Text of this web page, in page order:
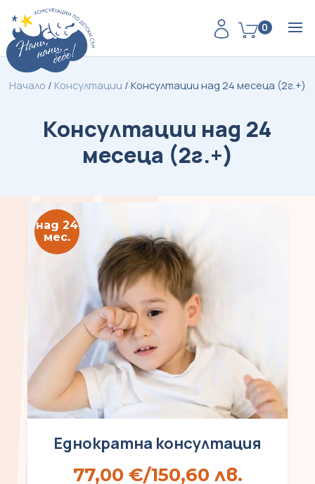
0
Начало / Консултации / Консултации над 24 месеца (2г.+)
Консултации над 24
месеца (2г.+)
Еднократна консултация
над 24
мес.
77,00 €/150,60 лв.